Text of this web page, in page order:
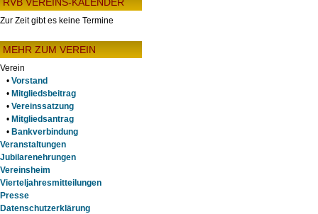
Zur Zeit gibt es keine Termine
MEHR ZUM VEREIN
Verein
• Vorstand
• Mitgliedsbeitrag
• Vereinssatzung
• Mitgliedsantrag
• Bankverbindung
Veranstaltungen
Jubilarenehrungen
Vereinsheim
Vierteljahresmitteilungen
Presse
Datenschutzerklärung